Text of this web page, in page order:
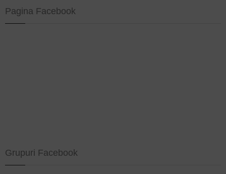
Pagina Facebook
Grupuri Facebook